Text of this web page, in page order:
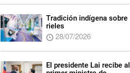
Tradición indígena sobre
rieles
28/07/2026
El presidente Lai recibe al